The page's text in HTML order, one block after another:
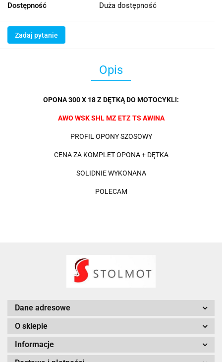
Dostępność Duża dostępność
Zadaj pytanie
Opis
OPONA 300 X 18 Z DĘTKĄ DO MOTOCYKLI:
AWO WSK SHL MZ ETZ TS AWINA
PROFIL OPONY SZOSOWY
CENA ZA KOMPLET OPONA + DĘTKA
SOLIDNIE WYKONANA
POLECAM
Dane adresowe
O sklepie
Informacje